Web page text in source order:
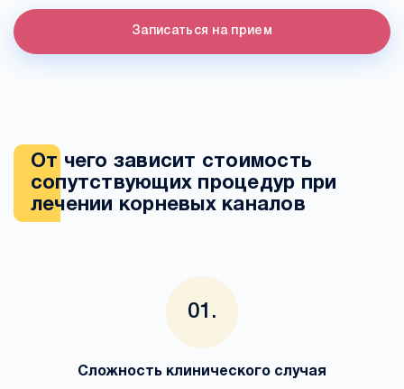
Записаться на прием
От чего зависит стоимость
сопутствующих процедур при
лечении корневых каналов
Сложность клинического случая